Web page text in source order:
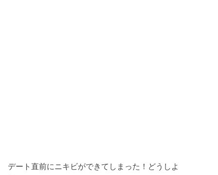
デート直前にニキビができてしまった！どうしよ